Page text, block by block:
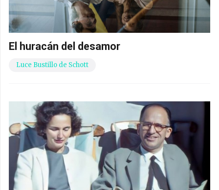
El huracán del desamor
Luce Bustillo de Schott